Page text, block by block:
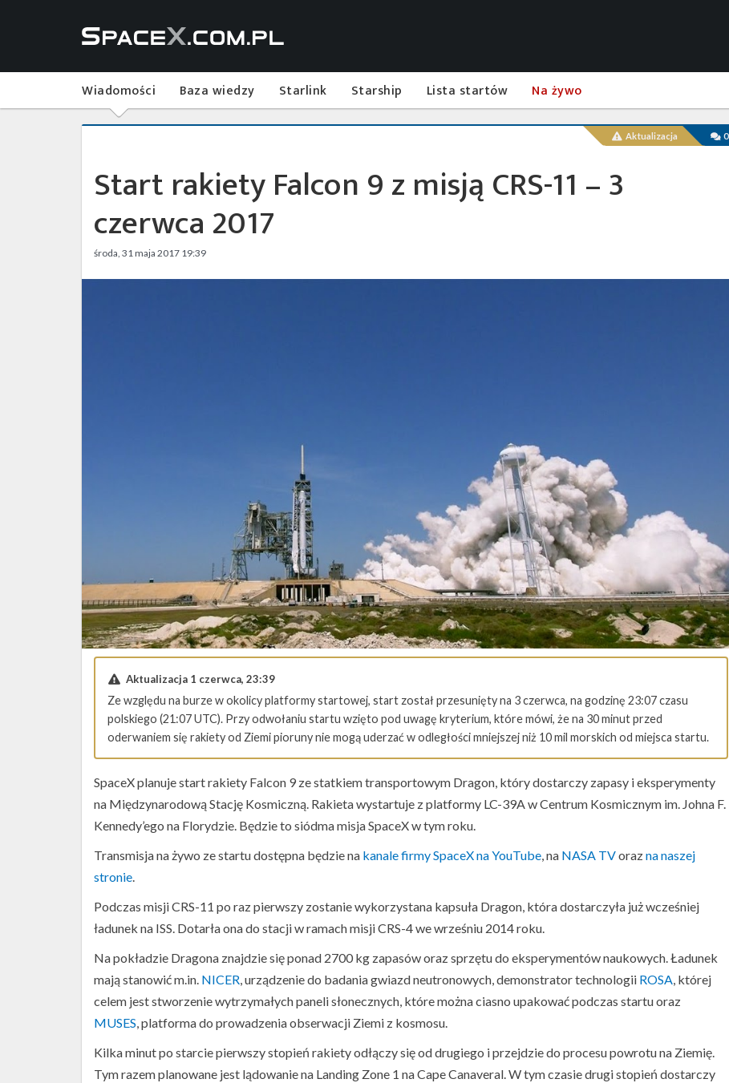
Wiadomości Baza wiedzy Starlink Starship Lista startów Na żywo
Aktualizacja 0
Start rakiety Falcon 9 z misją CRS-11 – 3
czerwca 2017
środa, 31 maja 2017 19:39
Aktualizacja 1 czerwca, 23:39
Ze względu na burze w okolicy platformy startowej, start został przesunięty na 3 czerwca, na godzinę 23:07 czasu
polskiego (21:07 UTC). Przy odwołaniu startu wzięto pod uwagę kryterium, które mówi, że na 30 minut przed
oderwaniem się rakiety od Ziemi pioruny nie mogą uderzać w odległości mniejszej niż 10 mil morskich od miejsca startu.
SpaceX planuje start rakiety Falcon 9 ze statkiem transportowym Dragon, który dostarczy zapasy i eksperymenty
na Międzynarodową Stację Kosmiczną. Rakieta wystartuje z platformy LC-39A w Centrum Kosmicznym im. Johna F.
Kennedy’ego na Florydzie. Będzie to siódma misja SpaceX w tym roku.
Transmisja na żywo ze startu dostępna będzie na kanale firmy SpaceX na YouTube, na NASA TVorazna naszej
stronie.
Podczas misji CRS-11 po raz pierwszy zostanie wykorzystana kapsuła Dragon, która dostarczyła już wcześniej
ładunek na ISS. Dotarła ona do stacji w ramach misji CRS-4 we wrześniu 2014 roku.
Na pokładzie Dragona znajdzie się ponad 2700 kg zapasów oraz sprzętu do eksperymentów naukowych. Ładunek
mają stanowić m.in. NICER, urządzenie do badania gwiazd neutronowych, demonstrator technologii ROSA, której
celem jest stworzenie wytrzymałych paneli słonecznych, które można ciasno upakować podczas startu oraz
MUSES, platforma do prowadzenia obserwacji Ziemi z kosmosu.
Kilka minut po starcie pierwszy stopień rakiety odłączy się od drugiego i przejdzie do procesu powrotu na Ziemię.
Tym razem planowane jest lądowanie na Landing Zone 1 na Cape Canaveral. W tym czasie drugi stopień dostarczy